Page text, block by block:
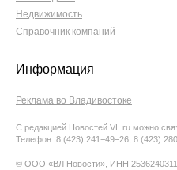
Недвижимость
Справочник компаний
Информация
Реклама во Владивостоке
С редакцией Новостей VL.ru можно
Телефон: 8 (423) 241−49−26, 8 (423)
© ООО «ВЛ Новости», ИНН 2536240311